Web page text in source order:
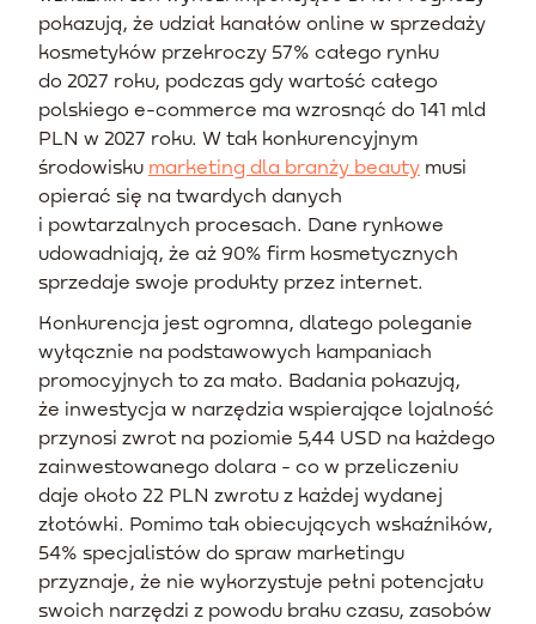
pokazują, że udział kanałów online w sprzedaży
kosmetyków przekroczy 57% całego rynku
do 2027 roku, podczas gdy wartość całego
polskiego e-commerce ma wzrosnąć do 141 mld
PLN w 2027 roku. W tak konkurencyjnym
środowisku marketing dla branży beauty musi
opierać się na twardych danych
i powtarzalnych procesach. Dane rynkowe
udowadniają, że aż 90% firm kosmetycznych
sprzedaje swoje produkty przez internet.
Konkurencja jest ogromna, dlatego poleganie
wyłącznie na podstawowych kampaniach
promocyjnych to za mało. Badania pokazują,
że inwestycja w narzędzia wspierające lojalność
przynosi zwrot na poziomie 5,44 USD na każdego
zainwestowanego dolara - co w przeliczeniu
daje około 22 PLN zwrotu z każdej wydanej
złotówki. Pomimo tak obiecujących wskaźników,
54% specjalistów do spraw marketingu
przyznaje, że nie wykorzystuje pełni potencjału
swoich narzędzi z powodu braku czasu, zasobów